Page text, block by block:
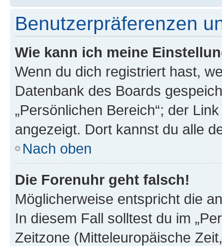
Benutzerpräferenzen
Wie kann ich meine
Wenn du dich registriert hast,
Datenbank des Boards
„Persönlichen Bereich“; der
angezeigt. Dort kannst du alle
Nach oben
Die Forenuhr geht falsch!
Möglicherweise entspricht die
In diesem Fall solltest du im
Zeitzone (Mitteleuropäische